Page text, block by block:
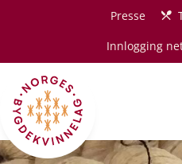
Hopp til hovedinnholdPresse
Innlogging